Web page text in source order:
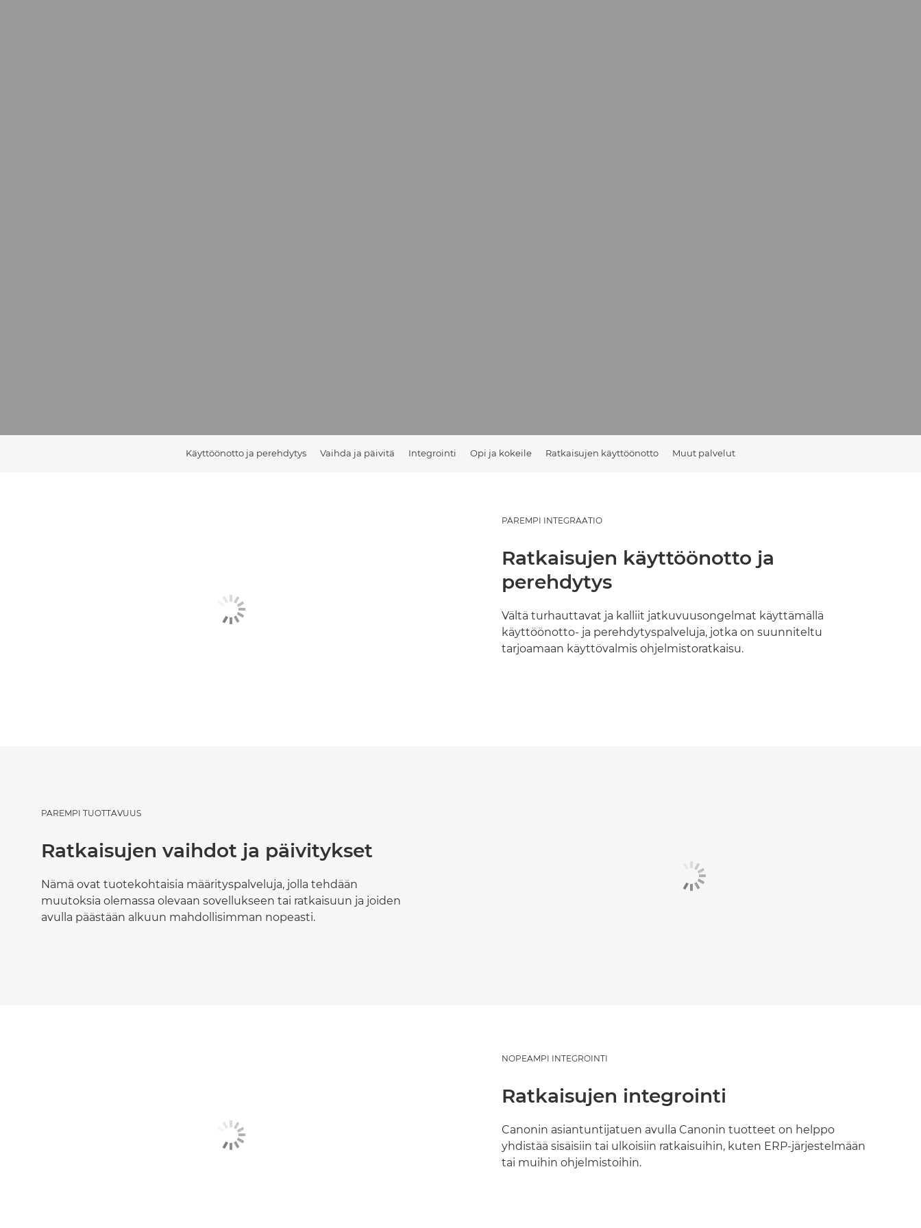
Käyttöönotto ja perehdytys Vaihda ja päivitä Integrointi Opi ja kokeile Ratkaisujen käyttöönotto Muut palvelut
PAREMPI INTEGRAATIO
Ratkaisujen käyttöönotto ja
perehdytys
Vältä turhauttavat ja kalliit jatkuvuusongelmat käyttämällä
käyttöönotto- ja perehdytyspalveluja, jotka on suunniteltu
tarjoamaan käyttövalmis ohjelmistoratkaisu.
PAREMPI TUOTTAVUUS
Ratkaisujen vaihdot ja päivitykset
Nämä ovat tuotekohtaisia määrityspalveluja, jolla tehdään
muutoksia olemassa olevaan sovellukseen tai ratkaisuun ja joiden
avulla päästään alkuun mahdollisimman nopeasti.
NOPEAMPI INTEGROINTI
Ratkaisujen integrointi
Canonin asiantuntijatuen avulla Canonin tuotteet on helppo
yhdistää sisäisiin tai ulkoisiin ratkaisuihin, kuten ERP-järjestelmään
tai muihin ohjelmistoihin.